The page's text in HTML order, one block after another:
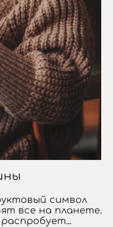
символ
все на планете.